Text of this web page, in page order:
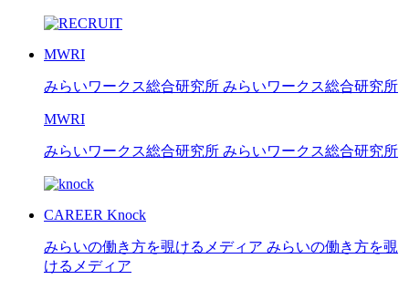
MWRI
みらいワークス総合研究所 みらいワークス総合研究所
MWRI
みらいワークス総合研究所 みらいワークス総合研究所
CAREER Knock
みらいの働き方を覗けるメディア みらいの働き方を覗
けるメディア